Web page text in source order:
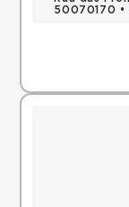
50070170 •